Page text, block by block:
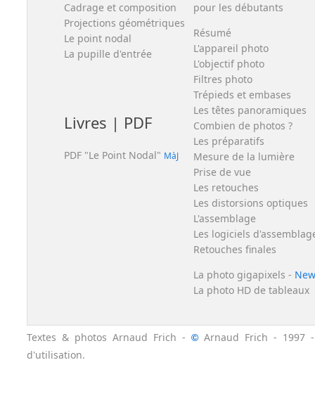
Cadrage et composition
Projections géométriques
Le point nodal
La pupille d'entrée
Livres | PDF
PDF "Le Point Nodal" MàJ
pour les débutants
Résumé
L'appareil photo
L'objectif photo
Filtres photo
Trépieds et embases
Les têtes panoramiques
Combien de photos ?
Les préparatifs
Mesure de la lumière
Prise de vue
Les retouches
Les distorsions optiques
L'assemblage
Les logiciels
Retouches finales
La photo gigapixels - New
La photo HD de tableaux
Textes & photos Arnaud Frich - © Arnaud Frich -
d'utilisation.